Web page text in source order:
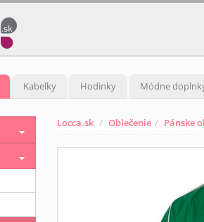
Kabelky Hodinky Módne
Locca.sk Oblečenie Pánske